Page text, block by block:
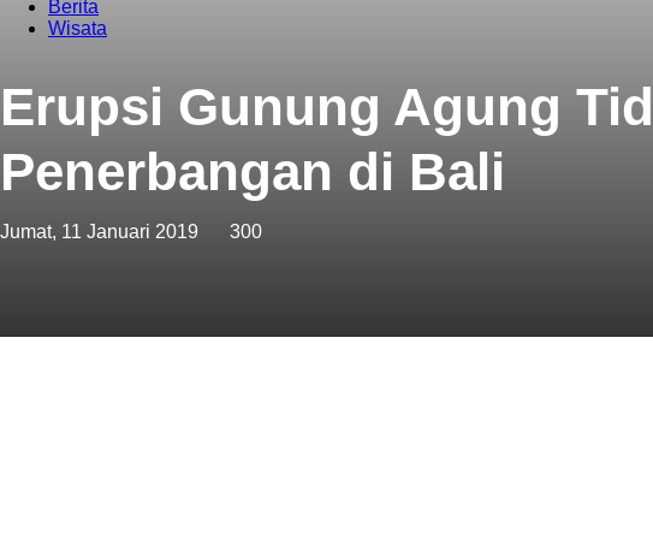
Berita
Wisata
Erupsi Gunung Agung
Penerbangan di Bali
Jumat, 11 Januari 2019 300